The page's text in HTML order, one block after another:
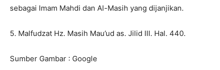
sebagai Imam Mahdi dan Al-Masih yang dijanjikan.
5. Malfudzat Hz. Masih Mau’ud as. Jilid III. Hal. 440.
Sumber Gambar : Google